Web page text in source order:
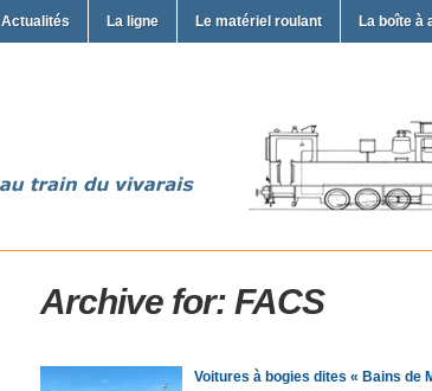
Actualités La ligne Le matériel roulant La boîte à
Archive for: FACS
Voitures à bogies dites « Bains de